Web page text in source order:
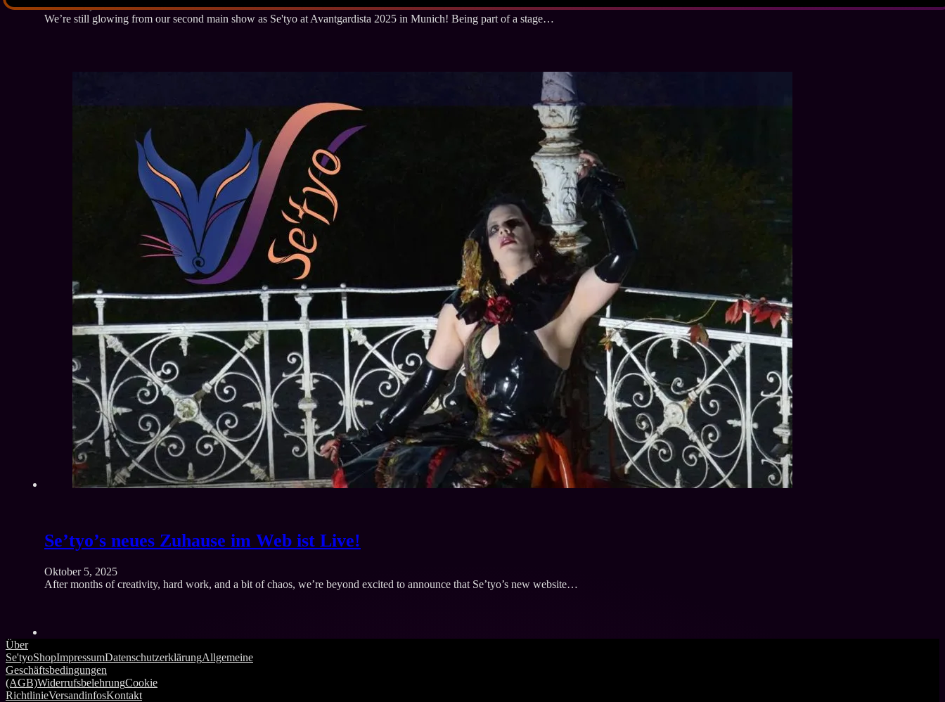
Oktober 5, 2025
We’re still glowing from our second main show as Se'tyo at Avantgardista 2025 in Munich! Being part of a stage…
Se’tyo’s neues Zuhause im Web ist Live!
Oktober 5, 2025
After months of creativity, hard work, and a bit of chaos, we’re beyond excited to announce that Se’tyo’s new website…
Über
Se'tyoShopImpressumDatenschutzerklärungAllgemeine
Geschäftsbedingungen
(AGB)WiderrufsbelehrungCookie
RichtlinieVersandinfosKontakt